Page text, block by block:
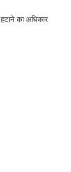
का अधिकार